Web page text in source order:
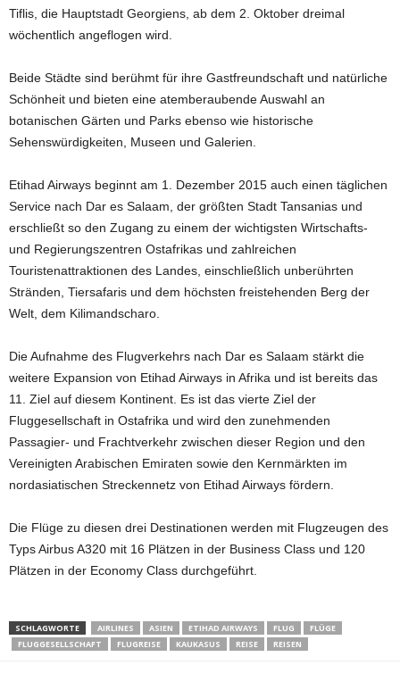
Tiflis, die Hauptstadt Georgiens, ab dem 2. Oktober dreimal
wöchentlich angeflogen wird.
Beide Städte sind berühmt für ihre Gastfreundschaft und natürliche
Schönheit und bieten eine atemberaubende Auswahl an
botanischen Gärten und Parks ebenso wie historische
Sehenswürdigkeiten, Museen und Galerien.
Etihad Airways beginnt am 1. Dezember 2015 auch einen täglichen
Service nach Dar es Salaam, der größten Stadt Tansanias und
erschließt so den Zugang zu einem der wichtigsten Wirtschafts-
und Regierungszentren Ostafrikas und zahlreichen
Touristenattraktionen des Landes, einschließlich unberührten
Stränden, Tiersafaris und dem höchsten freistehenden Berg der
Welt, dem Kilimandscharo.
Die Aufnahme des Flugverkehrs nach Dar es Salaam stärkt die
weitere Expansion von Etihad Airways in Afrika und ist bereits das
11. Ziel auf diesem Kontinent. Es ist das vierte Ziel der
Fluggesellschaft in Ostafrika und wird den zunehmenden
Passagier- und Frachtverkehr zwischen dieser Region und den
Vereinigten Arabischen Emiraten sowie den Kernmärkten im
nordasiatischen Streckennetz von Etihad Airways fördern.
Die Flüge zu diesen drei Destinationen werden mit Flugzeugen des
Typs Airbus A320 mit 16 Plätzen in der Business Class und 120
Plätzen in der Economy Class durchgeführt.
SCHLAGWORTE AIRLINES ASIEN ETIHAD AIRWAYS FLUG
FLÜGE
FLUGGESELLSCHAFT
FLUGREISE KAUKASUS REISE REISEN